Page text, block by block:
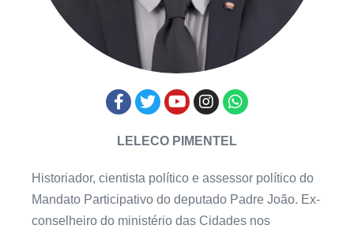
LELECO PIMENTEL
Historiador, cientista político e assessor político do
Mandato Participativo do deputado Padre João. Ex-
conselheiro do ministério das Cidades nos